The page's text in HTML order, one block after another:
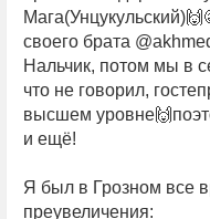
своего брата
Нальчик, потом мы в
что не говорил,
высшем
и ещё!
Я был в Грозном все
преувеличения: